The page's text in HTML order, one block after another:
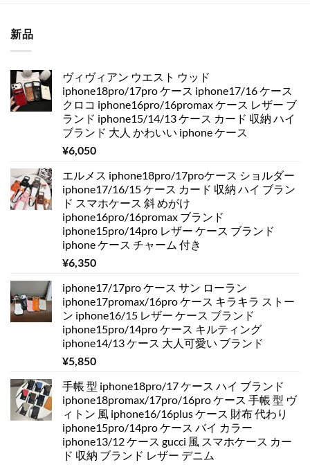
新品
ヴィヴィアン ウエスト ウッド
iphone18pro/17pro ケース iphone17/16 ケース
クロコ iphone16pro/16promax ケース レザー ブ
ランド iphone15/14/13 ケース カード 収納 ハイ
ブランド 大人 かわいい iphone ケース
¥6,050
エルメス iphone18pro/17proケース ショルダー
iphone17/16/15 ケース カード 収納 ハイ ブラン
ド スマホケース 斜 めがけ
iphone16pro/16promax ブランド
iphone15pro/14pro レザー ケース ブランド
iphone ケース チャーム 付き
¥6,350
iphone17/17pro ケース サン ローラン
iphone17promax/16pro ケース キラキラ ストー
ン iphone16/15 レザー ケース ブランド
iphone15pro/14pro ケース キルティング
iphone14/13 ケース 大人可愛い ブランド
¥5,850
手帳 型 iphone18pro/17 ケース ハイ ブランド
iphone18promax/17pro/16pro ケース 手帳 型 ヴ
ィトン 風 iphone16/16plus ケース 財布 代わり
iphone15pro/14pro ケース バイ カラー
iphone13/12 ケース gucci 風 スマホケース カー
ド 収納 ブランド レザー デニム